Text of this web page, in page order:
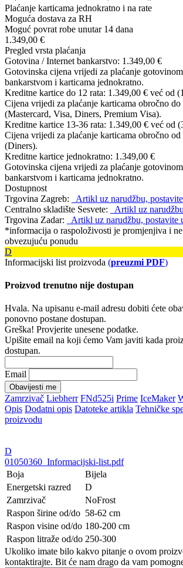
Plaćanje karticama jednokratno i na rate
Moguća dostava za RH
Moguć povrat robe unutar 14 dana
1.349,00 €
Pregled vrsta plaćanja
Gotovina / Internet bankarstvo: 1.349,00 €
Gotovinska cijena vrijedi za plaćanje
bankarstvom i karticama jednokratno.
Kreditne kartice do 12 rata: 1.349,00 € već od
Cijena vrijedi za plaćanje karticama obročno do
(Mastercard, Visa, Diners, Premium Visa).
Kreditne kartice 13-36 rata: 1.349,00 € već od
Cijena vrijedi za plaćanje karticama obročno
(Diners).
Kreditne kartice jednokratno: 1.349,00 €
Gotovinska cijena vrijedi za plaćanje
bankarstvom i karticama jednokratno.
Dostupnost
Trgovina Zagreb:
Artikl uz narudžbu,
Centralno skladište Sesvete:
Artikl uz
Trgovina Zadar:
Artikl uz narudžbu, postavite
*informacija o raspoloživosti je promjenjiva i
obvezujuću ponudu
D
Informacijski list proizvoda (preuzmi PDF)
Proizvod trenutno nije dostupan
Hvala. Na upisanu e-mail adresu dobiti ćete
ponovno postane dostupan.
Greška! Provjerite unesene podatke.
Upišite email na koji ćemo Vam javiti kada
dostupan.
Email
Obavijesti me
Zamrzivač Liebherr FNd525i Prime IceMaker
Opis Dodatni opis Datoteke artikla Tehničke
proizvodu
D
01050360_Informacijski-list.pdf
Boja
Bijela
Energetski razred
D
Zamrzivač
NoFrost
Raspon širine od/do 58-62 cm
Raspon visine od/do 180-200 cm
Raspon litraže od/do 250-300
Ukoliko imate bilo kakvo pitanje o ovom
kontaktirajte. Bit će nam drago da vam